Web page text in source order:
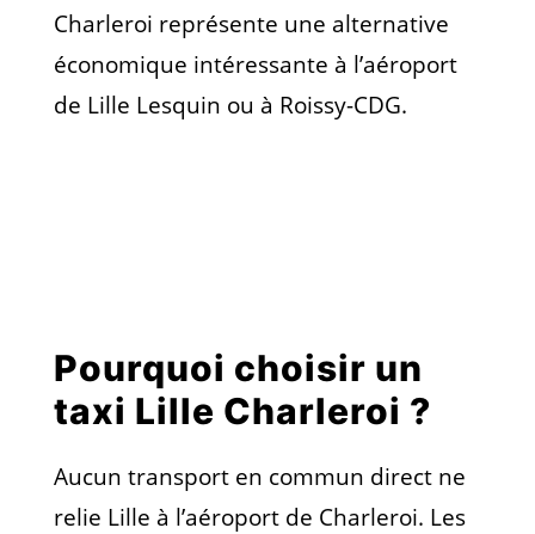
Charleroi représente une alternative
économique intéressante à l’aéroport
de Lille Lesquin ou à Roissy-CDG.
Pourquoi choisir un
taxi Lille Charleroi ?
Aucun transport en commun direct ne
relie Lille à l’aéroport de Charleroi. Les